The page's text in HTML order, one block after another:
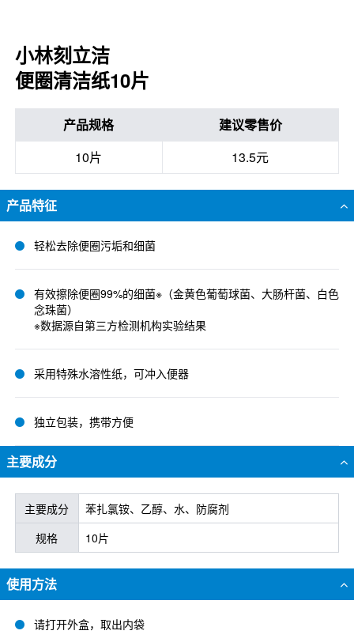
小林刻立洁
便圈清洁纸10片
产品规格
建议零售价
10片
13.5元
产品特征
轻松去除便圈污垢和细菌
有效擦除便圈99%的细菌※（金黄色葡萄球菌、大肠杆菌、白色
念珠菌）
※数据源自第三方检测机构实验结果
采用特殊水溶性纸，可冲入便器
独立包装，携带方便
主要成分
主要成分
苯扎氯铵、乙醇、水、防腐剂
规格
10片
使用方法
请打开外盒，取出内袋